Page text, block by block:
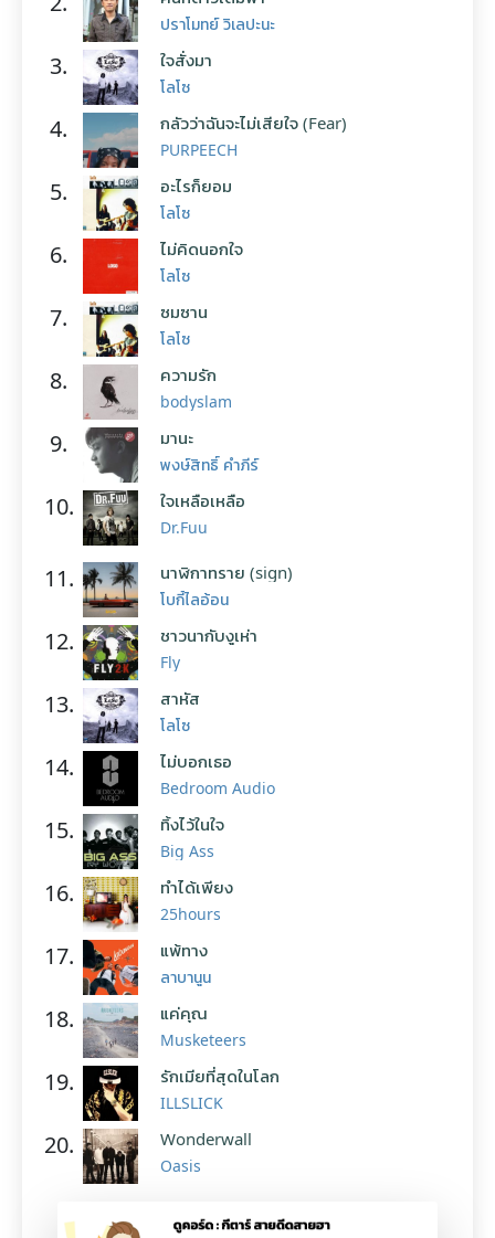
ปราโมทย์ วิเลปะนะ
3. ใจสั่งมา
โลโซ
4. กลัวว่าฉันจะไม่เสียใจ (Fear)
PURPEECH
5. อะไรก็ยอม
โลโซ
6. ไม่คิดนอกใจ
โลโซ
7. ซมซาน
โลโซ
8. ความรัก
bodyslam
9. มานะ
พงษ์สิทธิ์ คำภีร์
10. ใจเหลือเหลือ
Dr.Fuu
11. นาฬิกาทราย (sign)
โบกี้ไลอ้อน
12. ชาวนากับงูเห่า
Fly
13. สาหัส
โลโซ
14. ไม่บอกเธอ
Bedroom Audio
15. ทิ้งไว้ในใจ
Big Ass
16. ทำได้เพียง
25hours
17. แพ้ทาง
ลาบานูน
18. แค่คุณ
Musketeers
19. รักเมียที่สุดในโลก
ILLSLICK
20. Wonderwall
Oasis